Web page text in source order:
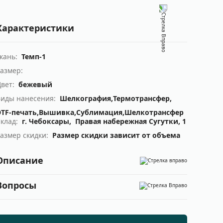
Темп-1
бежевый
нанесения: Шелкография,Термотрансфер,
печать,Вышивка,Сублимация,Шелкотрансфер
г. Чебоксары, Правая набережная Сугутки, 1
скидки: Размер скидки зависит от объема